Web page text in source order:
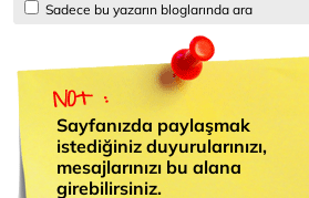
Sadece bu yazarın bloglarında ara
Sayfanızda paylaşmak
istediğiniz duyurularınızı,
mesajlarınızı bu alana
girebilirsiniz.